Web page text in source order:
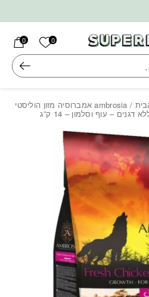
0 הרשימה
0
/ ambrosia אמברוסיה מזון הוליסטי
– עוף וסלמון – 14 ק”ג